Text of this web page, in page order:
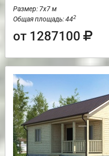
Размер: 7х7 м
Общая площадь: 442
от 1287100